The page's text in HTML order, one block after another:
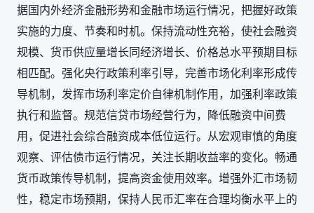
据国内外经济金融形势和金融市场运行情况，把握好政策
实施的力度、节奏和时机。保持流动性充裕，使社会融资
规模、货币供应量增长同经济增长、价格总水平预期目标
相匹配。强化央行政策利率引导，完善市场化利率形成传
导机制，发挥市场利率定价自律机制作用，加强利率政策
执行和监督。规范信贷市场经营行为，降低融资中间费
用，促进社会综合融资成本低位运行。从宏观审慎的角度
观察、评估债市运行情况，关注长期收益率的变化。畅通
货币政策传导机制，提高资金使用效率。增强外汇市场韧
性，稳定市场预期，保持人民币汇率在合理均衡水平上的